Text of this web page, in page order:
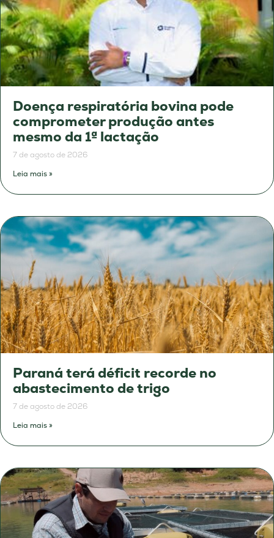
Doença respiratória bovina pode
comprometer produção antes
mesmo da 1ª lactação
7 de agosto de 2026
Leia mais »
Paraná terá déficit recorde no
abastecimento de trigo
7 de agosto de 2026
Leia mais »